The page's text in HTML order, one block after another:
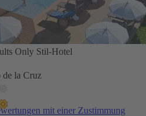
Only Stil-Hotel
de la Cruz
mit einer Zustimmung